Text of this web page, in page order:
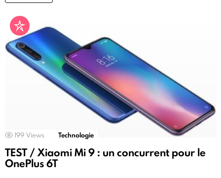
199 Views Technologie
TEST / Xiaomi Mi 9 : un concurrent pour le
OnePlus 6T